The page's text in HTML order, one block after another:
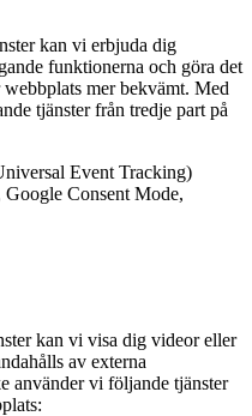
kan vi erbjuda dig
funktionerna och göra det
mer bekvämt. Med
tjänster från tredje part på
Event Tracking)
Consent Mode,
kan vi visa dig videor eller
av externa
använder vi följande tjänster